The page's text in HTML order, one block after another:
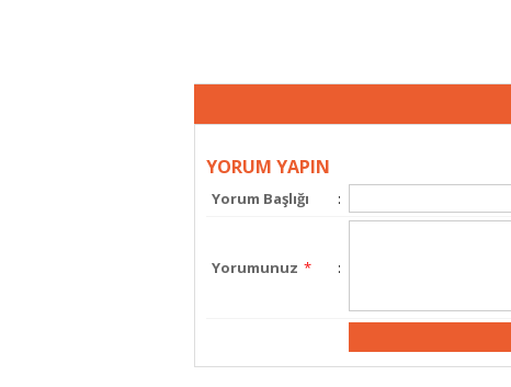
YORUM YAPIN
Yorum Başlığı :
Yorumunuz * :